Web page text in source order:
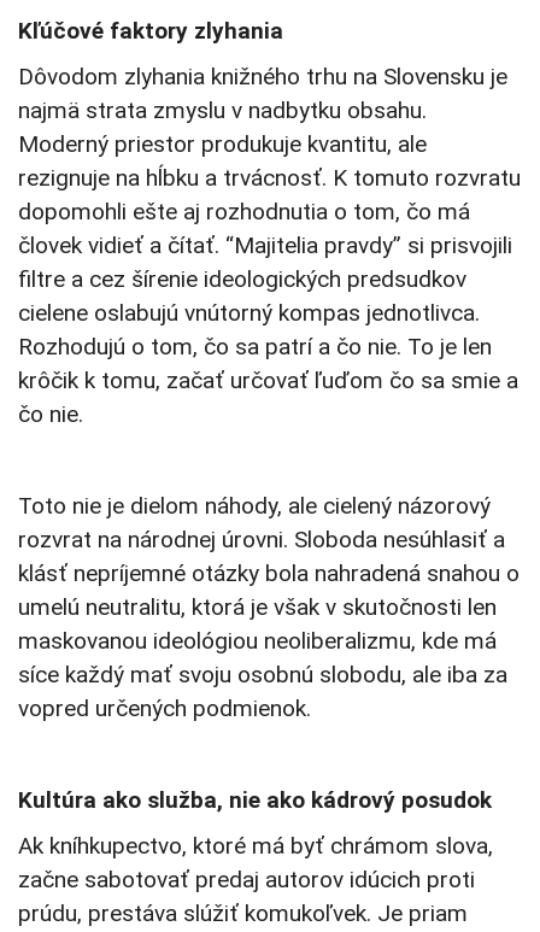
Kľúčové faktory zlyhania
Dôvodom zlyhania knižného trhu na Slovensku je
najmä strata zmyslu v nadbytku obsahu.
Moderný priestor produkuje kvantitu, ale
rezignuje na hĺbku a trvácnosť. K tomuto rozvratu
dopomohli ešte aj rozhodnutia o tom, čo má
človek vidieť a čítať. “Majitelia pravdy” si prisvojili
filtre a cez šírenie ideologických predsudkov
cielene oslabujú vnútorný kompas jednotlivca.
Rozhodujú o tom, čo sa patrí a čo nie. To je len
krôčik k tomu, začať určovať ľuďom čo sa smie a
čo nie.
Toto nie je dielom náhody, ale cielený názorový
rozvrat na národnej úrovni. Sloboda nesúhlasiť a
klásť nepríjemné otázky bola nahradená snahou o
umelú neutralitu, ktorá je však v skutočnosti len
maskovanou ideológiou neoliberalizmu, kde má
síce každý mať svoju osobnú slobodu, ale iba za
vopred určených podmienok.
Kultúra ako služba, nie ako kádrový posudok
Ak kníhkupectvo, ktoré má byť chrámom slova,
začne sabotovať predaj autorov idúcich proti
prúdu, prestáva slúžiť komukoľvek. Je priam